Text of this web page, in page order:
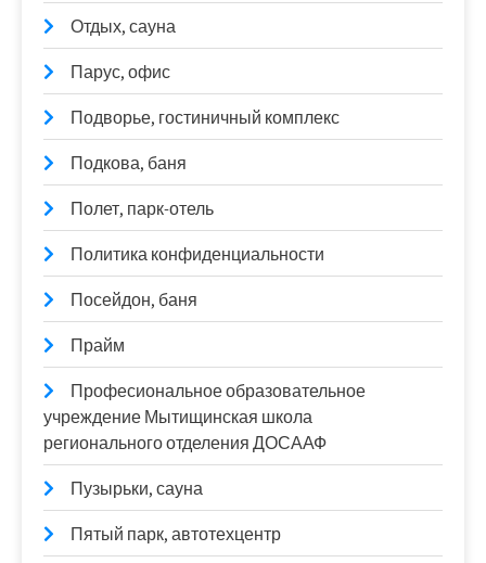
Отдых, сауна
Парус, офис
Подворье, гостиничный комплекс
Подкова, баня
Полет, парк-отель
Политика конфиденциальности
Посейдон, баня
Прайм
Професиональное образовательное
учреждение Мытищинская школа
регионального отделения ДОСААФ
Пузырьки, сауна
Пятый парк, автотехцентр